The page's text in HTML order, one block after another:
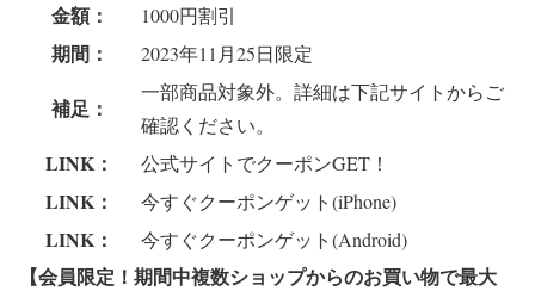
金額： 1000円割引
期間： 2023年11月25日限定
補足：
一部商品対象外。詳細は下記サイトからご
確認ください。
LINK： 公式サイトでクーポンGET！
LINK： 今すぐクーポンゲット(iPhone)
LINK： 今すぐクーポンゲット(Android)
【会員限定！期間中複数ショップからのお買い物で最大